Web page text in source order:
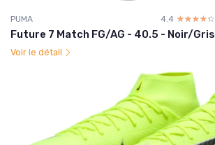
PUMA 4.4 ☆☆☆☆☆
★★★★★
Future 7 Match FG/AG - 40.5 - Noir/Gris
Voir le détail